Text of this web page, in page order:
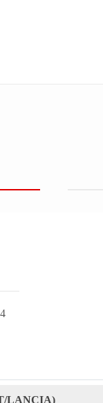
LANCIA)